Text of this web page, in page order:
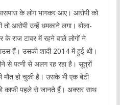
के लोग भागकर आए। आरोपी को
आरोपी उन्हें धमकाने लगा। बोला-
के राज टावर में रहने वाले लोगों ने
हैं। उसकी शादी 2014 में हुई थी।
से पत्नी से अलग रह रहा है। सूत्रों
मौत हो चुकी है। उसके भी एक बेटी
काफी पहले से जानते हैं। अक्सर साथ